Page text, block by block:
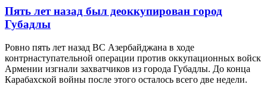
Пять лет назад был деоккупирован город
Губадлы
Ровно пять лет назад ВС Азербайджана в ходе
контрнаступательной операции против оккупационных войск
Армении изгнали захватчиков из города Губадлы. До конца
Карабахской войны после этого осталось всего две недели.